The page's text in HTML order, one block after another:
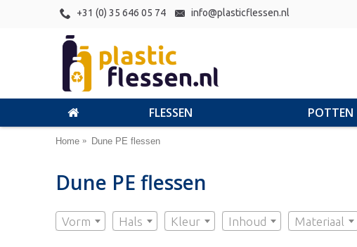
+31 (0) 35 646 05 74 info@plasticflessen.nl
FLESSEN POTTEN
Home Dune PE flessen
Dune PE flessen
Vorm Hals Kleur Inhoud Materiaal